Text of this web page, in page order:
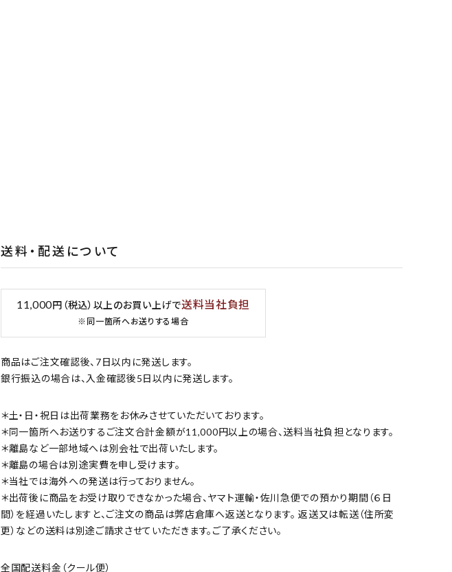
送料・配送について
11,000円（税込）以上のお買い上げで送料当社負担
※同一箇所へお送りする場合
商品はご注文確認後、7日以内に発送します。
銀行振込の場合は、入金確認後5日以内に発送します。
＊土・日・祝日は出荷業務をお休みさせていただいております。
＊同一箇所へお送りするご注文合計金額が11,000円以上の場合、送料当社負担となります。
＊離島など一部地域へは別会社で出荷いたします。
＊離島の場合は別途実費を申し受けます。
＊当社では海外への発送は行っておりません。
＊出荷後に商品をお受け取りできなかった場合、ヤマト運輸・佐川急便での預かり期間（６日
間）を経過いたしますと、ご注文の商品は弊店倉庫へ返送となります。 返送又は転送（住所変
更）などの送料は別途ご請求させていただきます。ご了承ください。
全国配送料金（クール便）